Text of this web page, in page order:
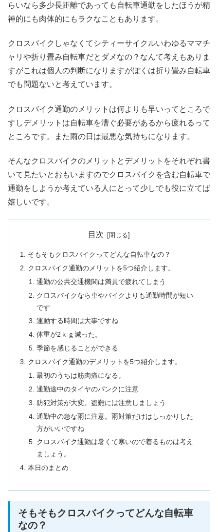
らいなら多少長距離であっても自転車通勤をしたほうが精
神的にも肉体的にもラクなこともあります。
クロスバイクしゃなくてシティーサイクルいわゆるママチ
ャリや折り畳み自転車だとダメなの？なんて考えもありま
すがこれは個人の判断になりますがぼくは折り畳み自転車
でも問題ないと考えています。
クロスバイク通勤のメリットは何よりも早いってところで
すしデメリットは自転車を漕ぐ必要があるから疲れるって
ところです。また雨の日は最悪な気持ちになります。
そんなクロスバイクのメリットとデメリットをそれぞれ書
いて見たいとおもいますのでクロスバイクを含む自転車で
通勤をしようか考えている人にとって少しでも役に立てば
嬉しいです。
目次
そもそもクロスバイクってどんな自転車なの？
クロスバイク通勤のメリットを5つ紹介します。
通勤の公共交通機関は満員で疲れてしまう
クロスバイクなら車やバイクよりも通勤時間が短い
です
運動する時間は大事ですね
体重が2ｋｇ減った。
季節を感じることができる
クロスバイク通勤のデメリットを5つ紹介します。
最初のうちは筋肉痛になる。
通勤途中のタイヤのパンクに注意
防犯対策が大変。盗難には注意しましょう
通勤中の急な雨に注意。雨対策だけはしっかりした
方がいいですね
クロスバイク通勤は暑くて寒いので着るものは考え
ましょう。
本日のまとめ
そもそもクロスバイクってどんな自転車
なの？